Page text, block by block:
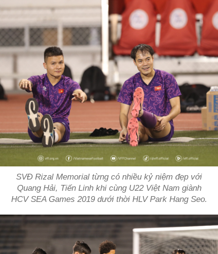
SVĐ Rizal Memorial từng có nhiều kỷ niệm đẹp với
Quang Hải, Tiến Linh khi cùng U22 Việt Nam giành
HCV SEA Games 2019 dưới thời HLV Park Hang Seo.